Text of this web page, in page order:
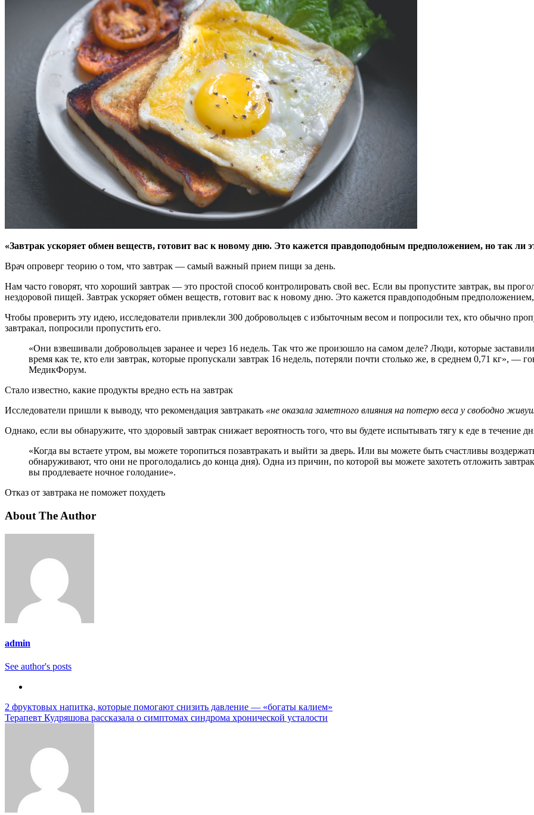
«Завтрак ускоряет обмен веществ, готовит вас к новому дню. Это кажется правдоподобным предположением, но так ли
Врач опроверг теорию о том, что завтрак — самый важный прием пищи за день.
Нам часто говорят, что хороший завтрак — это простой способ контролировать свой вес. Если вы пропустите завтрак, вы
нездоровой пищей. Завтрак ускоряет обмен веществ, готовит вас к новому дню. Это кажется правдоподобным
Чтобы проверить эту идею, исследователи привлекли 300 добровольцев с избыточным весом и попросили тех, кто обычно
завтракал, попросили пропустить его.
«Они взвешивали добровольцев заранее и через 16 недель. Так что же произошло на самом деле? Люди, которые заставили себя позавтракать, похудели в среднем на 0,76 кг. В то
время как те, кто ели завтрак, которые пропускали завтрак 16 недель, потеряли почти столько же, в среднем 0,71 кг», —
МедикФорум.
Стало известно, какие продукты вредно есть на завтрак
Исследователи пришли к выводу, что рекомендация завтракать «не оказала заметного влияния на потерю веса у свободно
Однако, если вы обнаружите, что здоровый завтрак снижает вероятность того, что вы будете испытывать тягу к еде в течение
«Когда вы встаете утром, вы можете торопиться позавтракать и выйти за дверь. Или вы можете быть счастливы воздержаться от еды на некоторое время (многие люди
обнаруживают, что они не проголодались до конца дня). Одна из причин, по которой вы можете захотеть отложить
вы продлеваете ночное голодание».
Отказ от завтрака не поможет похудеть
About The Author
admin
See author's posts
Навигация
по
2 фруктовых напитка, которые помогают снизить давление — «богаты калием»
Терапевт Кудряшова рассказала о симптомах синдрома хронической усталости